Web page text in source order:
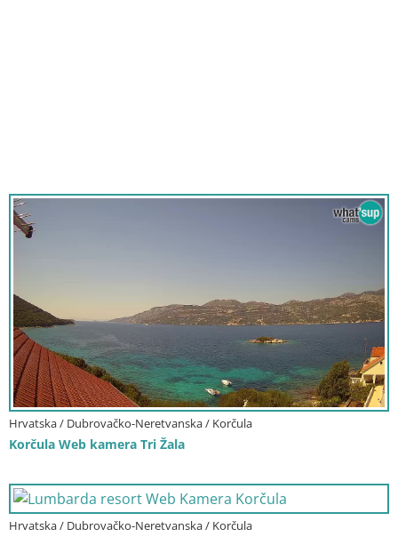
Hrvatska / Dubrovačko-Neretvanska / Korčula
Korčula Web kamera Tri Žala
Hrvatska / Dubrovačko-Neretvanska / Korčula